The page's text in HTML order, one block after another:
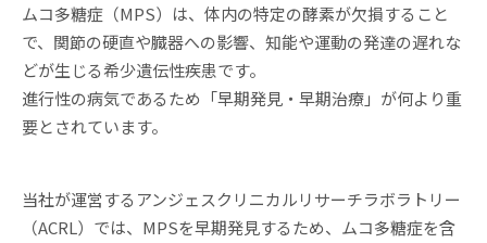
ムコ多糖症（MPS）は、体内の特定の酵素が欠損すること
で、関節の硬直や臓器への影響、知能や運動の発達の遅れな
どが生じる希少遺伝性疾患です。
進行性の病気であるため「早期発見・早期治療」が何より重
要とされています。
当社が運営するアンジェスクリニカルリサーチラボラトリー
（ACRL）では、MPSを早期発見するため、ムコ多糖症を含